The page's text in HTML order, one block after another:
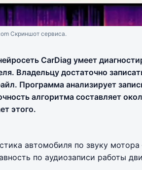
Скриншот сервиса.
CarDiag умеет
Владельцу достаточно
Программа анализирует
алгоритма составляет
этого.
автомобиля по звуку
по аудиозаписи работы